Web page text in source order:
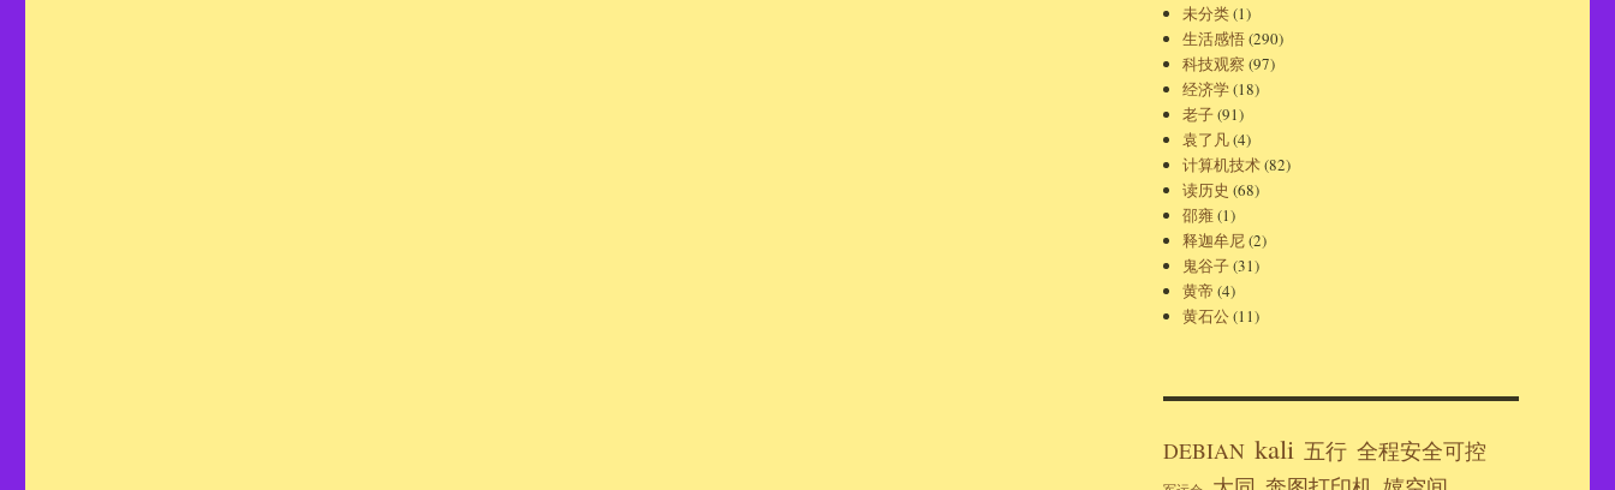
未分类(1)
生活感悟(290)
科技观察 (97)
经济学(18)
老子(91)
袁了凡(4)
计算机技术(82)
读历史 (68)
邵雍(1)
释迦牟尼(2)
鬼谷子(31)
黄帝 (4)
黄石公(11)
DEBIAN kali 五行 全程安全可控